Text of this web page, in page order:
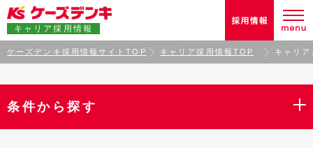
キャリア採用情報
ケーズデンキ採用情報サイトTOP キャリア採用情報TOP キャリ
条件から探す